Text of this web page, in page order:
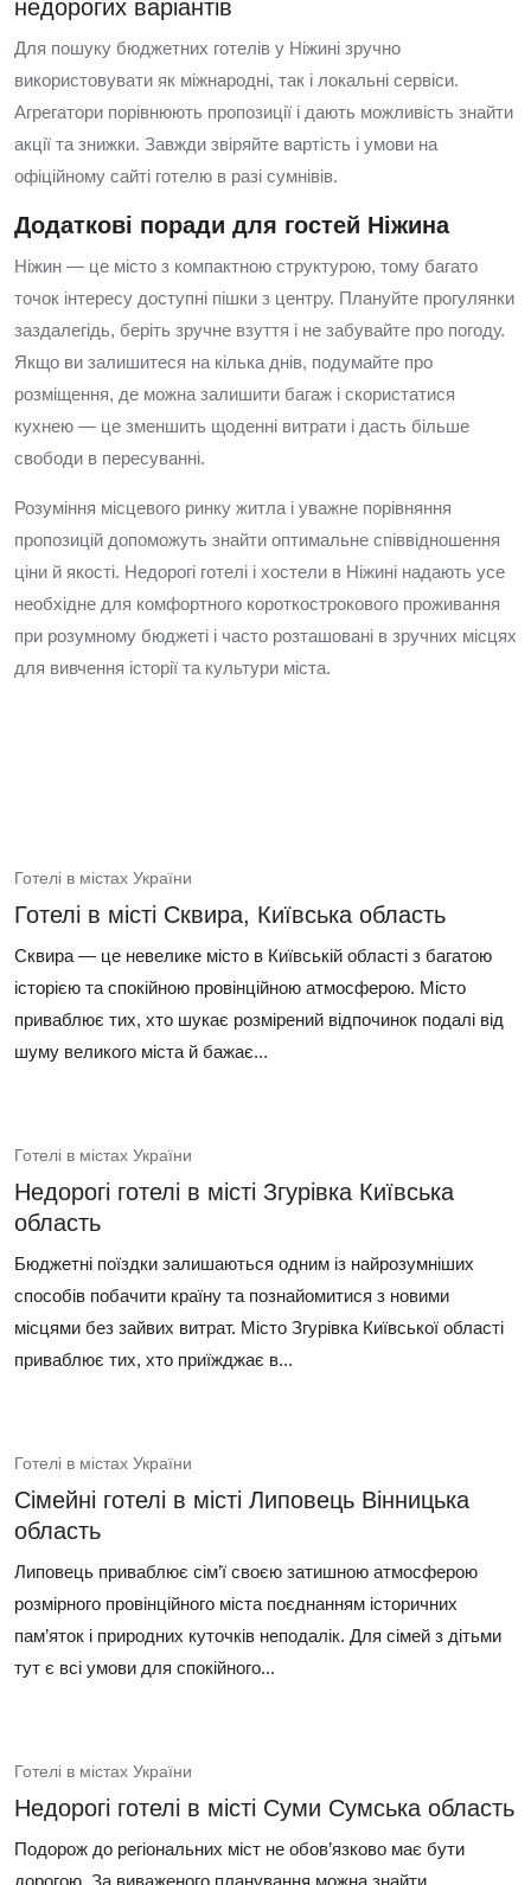
недорогих варіантів
Для пошуку бюджетних готелів у Ніжині зручно
використовувати як міжнародні, так і локальні сервіси.
Агрегатори порівнюють пропозиції і дають можливість знайти
акції та знижки. Завжди звіряйте вартість і умови на
офіційному сайті готелю в разі сумнівів.
Додаткові поради для гостей Ніжина
Ніжин — це місто з компактною структурою, тому багато
точок інтересу доступні пішки з центру. Плануйте прогулянки
заздалегідь, беріть зручне взуття і не забувайте про погоду.
Якщо ви залишитеся на кілька днів, подумайте про
розміщення, де можна залишити багаж і скористатися
кухнею — це зменшить щоденні витрати і дасть більше
свободи в пересуванні.
Розуміння місцевого ринку житла і уважне порівняння
пропозицій допоможуть знайти оптимальне співвідношення
ціни й якості. Недорогі готелі і хостели в Ніжині надають усе
необхідне для комфортного короткострокового проживання
при розумному бюджеті і часто розташовані в зручних місцях
для вивчення історії та культури міста.
Готелі в містах України
Готелі в місті Сквира, Київська область
Сквира — це невелике місто в Київській області з багатою
історією та спокійною провінційною атмосферою. Місто
приваблює тих, хто шукає розмірений відпочинок подалі від
шуму великого міста й бажає...
Готелі в містах України
Недорогі готелі в місті Згурівка Київська
область
Бюджетні поїздки залишаються одним із найрозумніших
способів побачити країну та познайомитися з новими
місцями без зайвих витрат. Місто Згурівка Київської області
приваблює тих, хто приїжджає в...
Готелі в містах України
Сімейні готелі в місті Липовець Вінницька
область
Липовець приваблює сім’ї своєю затишною атмосферою
розмірного провінційного міста поєднанням історичних
пам’яток і природних куточків неподалік. Для сімей з дітьми
тут є всі умови для спокійного...
Готелі в містах України
Недорогі готелі в місті Суми Сумська область
Подорож до регіональних міст не обов’язково має бути
дорогою. За виваженого планування можна знайти